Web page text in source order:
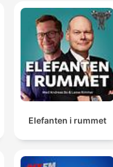
Elefanten i rummet